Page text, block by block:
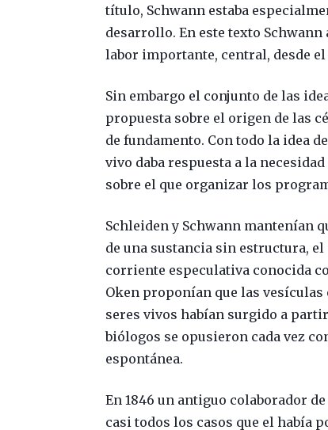
título, Schwann estaba
desarrollo. En este texto
labor importante, central, desde
Sin embargo el conjunto de las
propuesta sobre el origen de las
de fundamento. Con todo la idea
vivo daba respuesta a la
sobre el que organizar los
Schleiden y Schwann mantenían
de una sustancia sin estructura, el
corriente especulativa conocida
Oken proponían que las
seres vivos habían surgido a
biólogos se opusieron cada vez
espontánea.
En 1846 un antiguo colaborador
casi todos los casos que el había